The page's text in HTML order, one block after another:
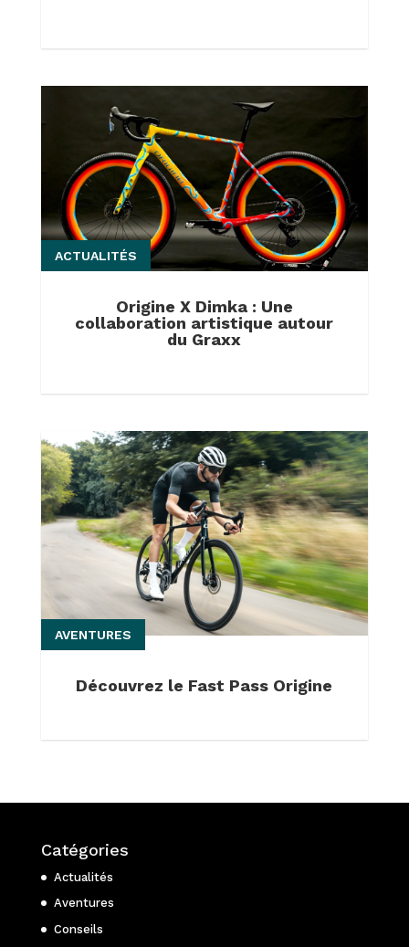
Origine X Dimka : Une
collaboration artistique autour
du Graxx
ACTUALITÉS
Découvrez le Fast Pass Origine
AVENTURES
Catégories
Actualités
Aventures
Conseils